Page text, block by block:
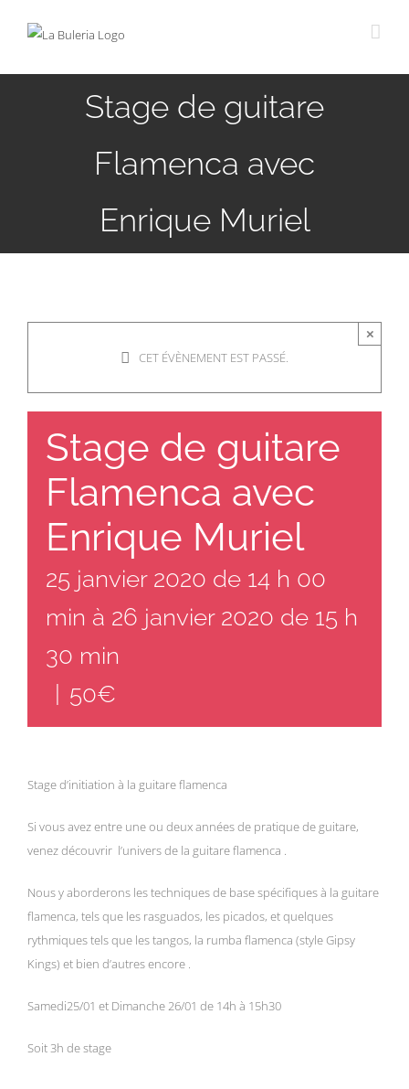
Stage de guitare
Flamenca avec
Enrique Muriel
CET ÉVÈNEMENT EST PASSÉ.
×
Stage de guitare
Flamenca avec
Enrique Muriel
25 janvier 2020 de 14 h 00
min à 26 janvier 2020 de 15 h
30 min
50€
Stage d’initiation à la guitare flamenca
Si vous avez entre une ou deux années de pratique de guitare,
venez découvrir l’univers de la guitare flamenca .
Nous y aborderons les techniques de base spécifiques à la guitare
flamenca, tels que les rasguados, les picados, et quelques
rythmiques tels que les tangos, la rumba flamenca (style Gipsy
Kings) et bien d’autres encore .
Samedi25/01 et Dimanche 26/01 de 14h à 15h30
Soit 3h de stage